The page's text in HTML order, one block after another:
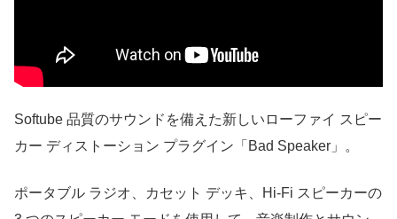
Softube 品質のサウンドを備えた新しいローファイ スピー
カー ディストーション プラグイン「Bad Speaker」。
ポータブル ラジオ、カセット デッキ、Hi-Fi スピーカーの